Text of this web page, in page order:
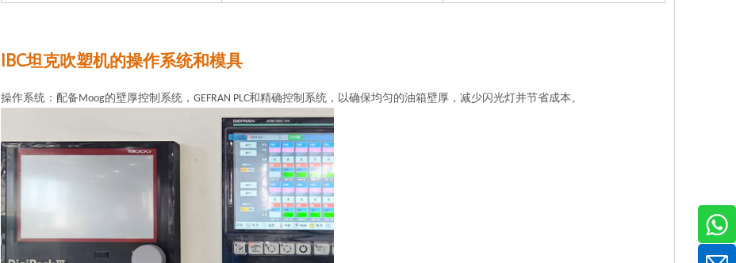
IBC坦克吹塑机的操作系统和模具
操作系统：配备Moog的壁厚控制系统，GEFRAN PLC和精确控制系统，以确保均匀的油箱壁厚，减少闪光灯并节省成本。